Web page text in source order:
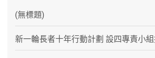
(無標題)
新一輪長者十年行動計劃 設四專責小